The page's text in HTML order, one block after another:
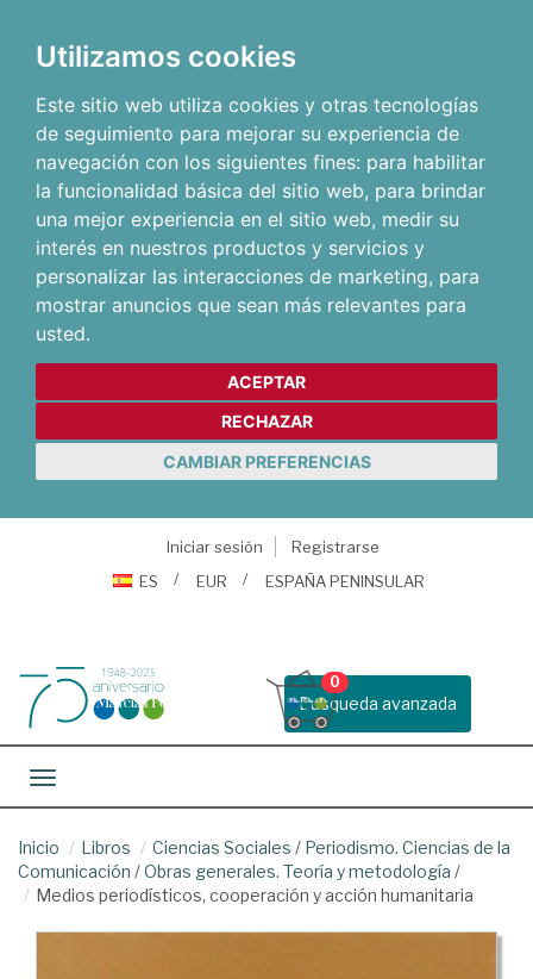
Utilizamos cookies
Este sitio web utiliza cookies y otras tecnologías
de seguimiento para mejorar su experiencia de
navegación con los siguientes fines: para habilitar
la funcionalidad básica del sitio web, para brindar
una mejor experiencia en el sitio web, medir su
interés en nuestros productos y servicios y
personalizar las interacciones de marketing, para
mostrar anuncios que sean más relevantes para
usted.
ACEPTAR
RECHAZAR
CAMBIAR PREFERENCIAS
Iniciar sesión
Registrarse
ES
EUR ESPAÑA PENINSULAR
Busqueda avanzada
0
Toggle navigation
Inicio Libros Ciencias Sociales / Periodismo. Ciencias de la
Comunicación /Obras generales. Teoría y metodología /
Medios periodísticos, cooperación y acción humanitaria